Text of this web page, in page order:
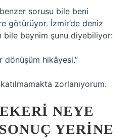
sorusu bile beni
götürüyor. İzmir’de deniz
bile beynim şunu diyebiliyor:
dönüşüm hikâyesi.”
zorlanıyorum.
NEYE
YERINE